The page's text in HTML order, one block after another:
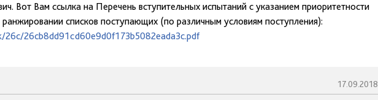
Вот Вам ссылка на Перечень вступительных испытаний с указанием приоритетности
списков поступающих (по различным условиям поступления):
26cb8dd91cd60e9d0f173b5082eada3c.pdf
17.09.2018